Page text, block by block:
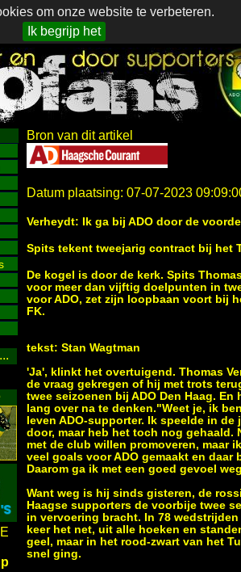
om onze website te verbeteren.
Ik begrijp het
p
Bron van dit artikel
Datum plaatsing: 07-07-2023
Verheydt: Ik ga bij ADO door de
Spits tekent tweejarig contract bij het
De kogel is door de kerk. Spits
voor meer dan vijftig doelpunten in
voor ADO, zet zijn loopbaan voort bij
FK.
tekst: Stan Wagtman
'Ja', klinkt het overtuigend. Thomas
de vraag gekregen of hij met trots
twee seizoenen bij ADO Den Haag. En
lang over na te denken."Weet je, ik
leven ADO-supporter. Ik speelde in de
door, maar heb het toch nog gehaald.
met de club willen promoveren, maar
veel goals voor ADO gemaakt en daar
Daarom ga ik met een goed gevoel
Want weg is hij sinds gisteren, de
Haagse supporters de voorbije twee
in vervoering bracht. In 78
keer het net, uit alle hoeken en
geel, maar in het rood-zwart van het
snel ging.